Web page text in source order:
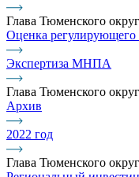
Глава Тюменского
Оценка регулирующего
Экспертиза МНПА
Глава Тюменского
Архив
2022 год
Глава Тюменского